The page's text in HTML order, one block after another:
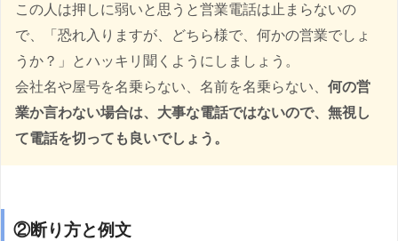
この人は押しに弱いと思うと営業電話は止まらないの
で、「恐れ入りますが、どちら様で、何かの営業でしょ
うか？」とハッキリ聞くようにしましょう。
会社名や屋号を名乗らない、名前を名乗らない、 何の営
業か言わない場合は、大事な電話ではないので、無視し
て電話を切っても良いでしょう。
②断り方と例文